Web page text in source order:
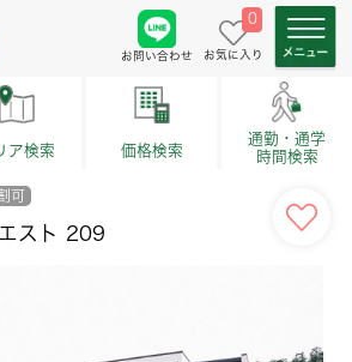
お問い合わせ
0
お気に入り
ア検索 価格検索
通勤・通学
時間検索
可
エスト 209